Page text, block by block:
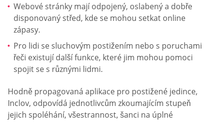
Webové stránky mají odpojený, oslabený a dobře
disponovaný střed, kde se mohou setkat online
zápasy.
Pro lidi se sluchovým postižením nebo s poruchami
řeči existují další funkce, které jim mohou pomoci
spojit se s různými lidmi.
Hodně propagovaná aplikace pro postižené jedince,
Inclov, odpovídá jednotlivcům zkoumajícím stupeň
jejich spoléhání, všestrannost, šanci na úplné